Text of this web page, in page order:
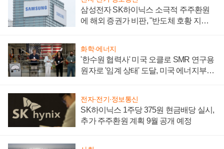
삼성전자 SK하이닉스 소극적 주주환원
에 해외 증권가 비판, "반도체 호황 지속
화학·에너지
'한수원 협력사' 미국 오클로 SMR 연구용
원자로 '임계 상태' 도달, 미국 에너지부
전자·전기·정보통신
SK하이닉스 1주당 375원 현금배당 실시,
추가 주주환원 계획 9월 공개 예정